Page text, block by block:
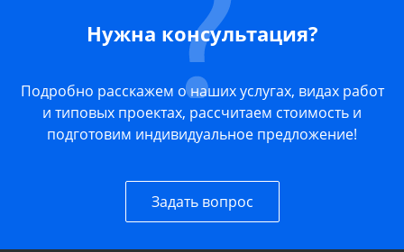
Нужна консультация?
Подробно расскажем о наших услугах, видах работ
и типовых проектах, рассчитаем стоимость и
подготовим индивидуальное предложение!
Задать вопрос